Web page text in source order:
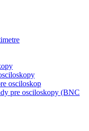
osciloskop
pre osciloskopy (BNC